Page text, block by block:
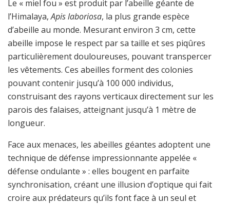
Le « miel fou » est produit par l’abeille géante de
l’Himalaya,Apis laboriosa, la plus grande espèce
d’abeille au monde. Mesurant environ 3 cm, cette
abeille impose le respect par sa taille et ses piqûres
particulièrement douloureuses, pouvant transpercer
les vêtements. Ces abeilles forment des colonies
pouvant contenir jusqu’à 100 000 individus,
construisant des rayons verticaux directement sur les
parois des falaises, atteignant jusqu’à 1 mètre de
longueur.
Face aux menaces, les abeilles géantes adoptent une
technique de défense impressionnante appelée «
défense ondulante » : elles bougent en parfaite
synchronisation, créant une illusion d’optique qui fait
croire aux prédateurs qu’ils font face à un seul et